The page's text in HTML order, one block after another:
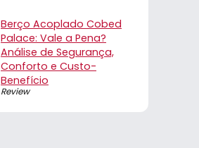
Berço Acoplado Cobed
Palace: Vale a Pena?
Análise de Segurança,
Conforto e Custo-
Benefício
Review